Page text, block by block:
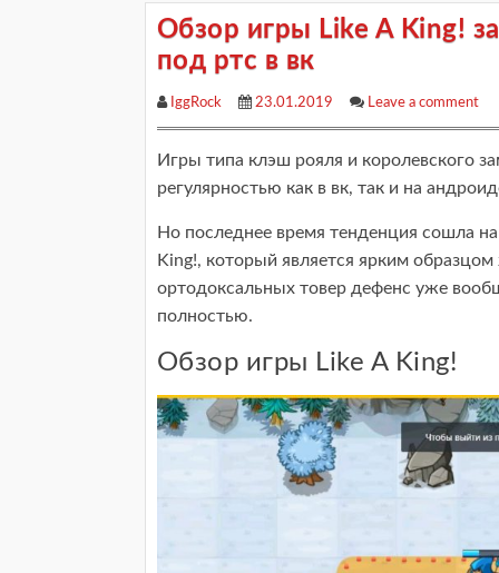
Обзор игры Like A King!
под ртс в вк
IggRock 23.01.2019 Leave a comment
Игры типа клэш рояля и королевского
регулярностью как в вк, так и на
Но последнее время тенденция сошла
King!, который является ярким
ортодоксальных товер дефенс уже
полностью.
Обзор игры Like A King!